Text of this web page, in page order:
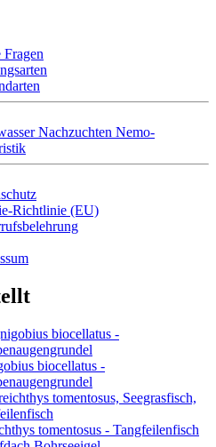
Fragen
Nachzuchten Nemo-
Richtlinie (EU)
biocellatus -
tomentosus - Tangfeilenfisch